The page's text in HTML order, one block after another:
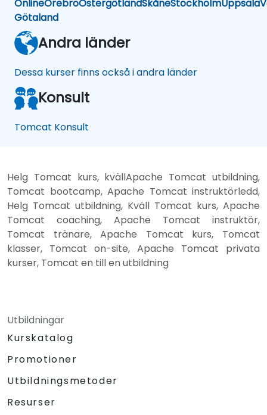
OnlineÖrebroÖstergötlandSkåneStockholmUppsala
Götaland
Andra länder
Dessa kurser finns också i andra länder
Konsult
Tomcat Konsult
Helg Tomcat kurs, kvällApache Tomcat utbildning,
Tomcat bootcamp, Apache Tomcat instruktörledd,
Helg Tomcat utbildning, Kväll Tomcat kurs, Apache
Tomcat coaching, Apache Tomcat instruktör,
Tomcat tränare, Apache Tomcat kurs, Tomcat
klasser, Tomcat on-site, Apache Tomcat privata
kurser, Tomcat en till en utbildning
Utbildningar
Kurskatalog
Promotioner
Utbildningsmetoder
Resurser